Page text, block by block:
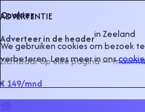
ADVERTENTIE
Adverteer in de headerinZeeland
Zichtbaar op elke pagina —
€ 149/mnd
Cookies
We gebruiken cookies om bezoek
verbeteren. Lees meer in ons